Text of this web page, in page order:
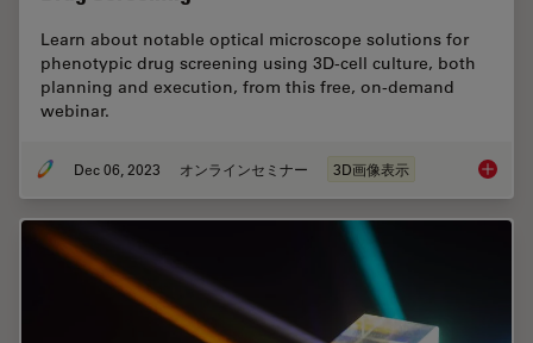
Learn about notable optical microscope solutions for
phenotypic drug screening using 3D-cell culture, both
planning and execution, from this free, on-demand
webinar.
Dec 06, 2023 オンラインセミナー 3D画像表示